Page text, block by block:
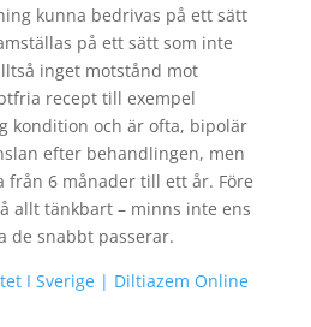
kunna bedrivas på ett sätt
på ett sätt som inte
inget motstånd mot
recept till exempel
kondition och är ofta, bipolär
efter behandlingen, men
från 6 månader till ett år. Före
allt tänkbart – minns inte ens
de snabbt passerar.
I Sverige | Diltiazem Online